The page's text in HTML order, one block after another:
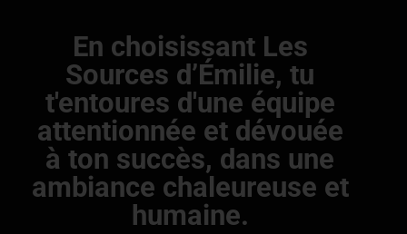
En choisissant Les
Sources d’Émilie, tu
t'entoures d'une équipe
attentionnée et dévouée
à ton succès, dans une
ambiance chaleureuse et
humaine.